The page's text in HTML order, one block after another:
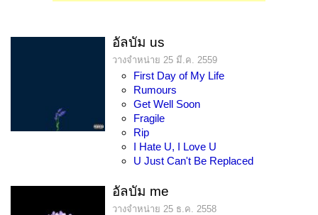
อัลบัม us
วางจำหน่าย 25 มี.ค. 2559
First Day of My Life
Rumours
Get Well Soon
Fragile
Rip
I Hate U, I Love U
U Just Can't Be Replaced
อัลบัม me
วางจำหน่าย 25 ธ.ค. 2558